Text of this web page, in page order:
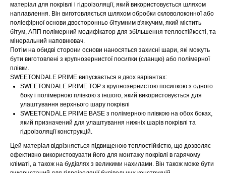
матеріал для покрівлі і гідроізоляції, який використовується шляхом
наплавлення. Він виготовляється шляхом обробки скловолоконної або
поліефірної основи двосторонньо бітумним в'яжучим, який містить
бітум, АПП полімерний модифікатор для збільшення теплостійкості, та
мінеральний наповнювач.
Потім на обидві сторони основи наносяться захисні шари, які можуть
бути виготовлені з крупнозернистої посипки (сланцю) або полімерної
плівки.
SWEETONDALE PRIME випускається в двох варіантах:
SWEETONDALE PRIME TOP з крупнозернистою посипкою з одного
боку і полімерною плівкою з іншого, який використовується для
улаштування верхнього шару покрівлі
SWEETONDALE PRIME BASE з полімерною плівкою на обох боках,
який призначений для улаштування нижніх шарів покрівлі та
гідроізоляції конструкцій.
Цей матеріал відрізняється підвищеною теплостійкістю, що дозволяє
ефективно використовувати його для монтажу покрівлі в гарячому
кліматі, а також на будівлях з великими нахилами. Він також може бути